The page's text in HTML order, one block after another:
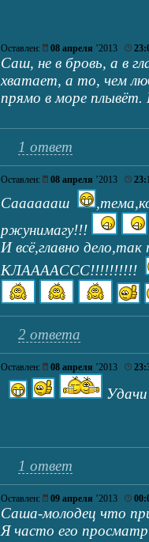
Оставлен: 08 апреля ’2013
Саш, не в бровь, а в
хватает, а то, чем
прямо в море плывёт.
1 ответ
Оставлен: 08 апреля ’2013
Сааааааш
ржунимагу!!!
И всё,главно
КЛААААССС!!!!!!!!!!
2 ответа
Оставлен: 08 апреля ’2013
Удачи
1 ответ
Оставлен: 09 апреля ’2013
Саша-молодец что
Я часто его